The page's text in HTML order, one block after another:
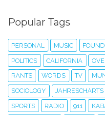
Popular Tags
PERSONAL MUSIC FOUND
POLITICS CALIFORNIA
RANTS WORDS TV
SOCIOLOGY JAHRESCHARTS
SPORTS RADIO 911